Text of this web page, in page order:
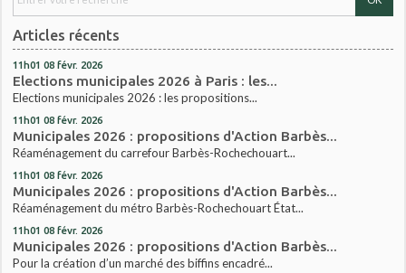
Articles récents
11h01 08 févr. 2026
Elections municipales 2026 à Paris : les...
Elections municipales 2026 : les propositions...
11h01 08 févr. 2026
Municipales 2026 : propositions d'Action Barbès...
Réaménagement du carrefour Barbès-Rochechouart...
11h01 08 févr. 2026
Municipales 2026 : propositions d'Action Barbès...
Réaménagement du métro Barbès-Rochechouart État...
11h01 08 févr. 2026
Municipales 2026 : propositions d'Action Barbès...
Pour la création d’un marché des biffins encadré...